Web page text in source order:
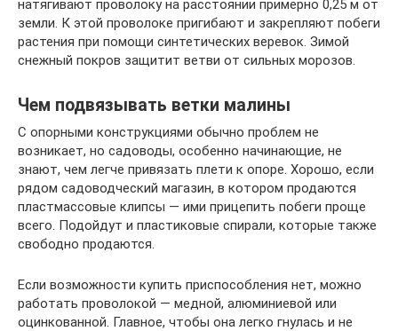
натягивают проволоку на расстоянии примерно 0,25 м от
земли. К этой проволоке пригибают и закрепляют побеги
растения при помощи синтетических веревок. Зимой
снежный покров защитит ветви от сильных морозов.
Чем подвязывать ветки малины
С опорными конструкциями обычно проблем не
возникает, но садоводы, особенно начинающие, не
знают, чем легче привязать плети к опоре. Хорошо, если
рядом садоводческий магазин, в котором продаются
пластмассовые клипсы — ими прицепить побеги проще
всего. Подойдут и пластиковые спирали, которые также
свободно продаются.
Если возможности купить приспособления нет, можно
работать проволокой — медной, алюминиевой или
оцинкованной. Главное, чтобы она легко гнулась и не